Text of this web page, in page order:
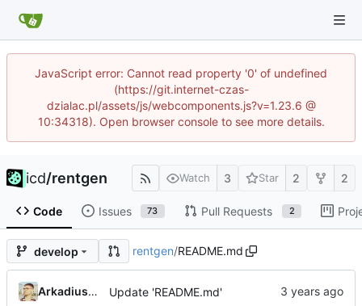
JavaScript error: Cannot read property '0' of undefined
(https://git.internet-czas-
dzialac.pl/assets/js/webcomponents.js?v=1.23.6 @
10:34318). Open browser console to see more details.
icd/rentgen Watch 3 Star 2 2
Code Issues 73 Pull Requests 2
develop rentgen/README.md
Arkadiusz Wieczorek Update 'README.md'